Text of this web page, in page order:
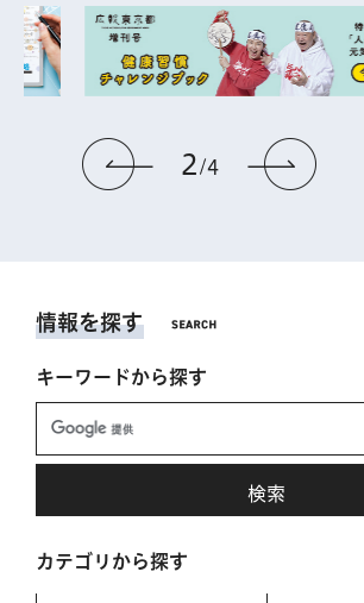
前のスライドを表示
2 4
情報を探す
キーワードから探す
カテゴリから探す